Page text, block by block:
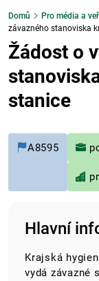
Domů Pro média a
závazného stanoviska
Žádost o
stanice
A8595
Hlavní
Krajská
vydá závazné